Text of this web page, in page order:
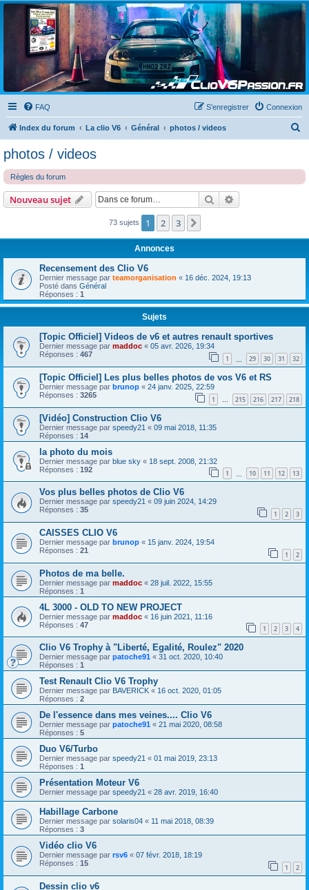
Clio V6 Passion
Le site français des passionnés de Clio V6
FAQ Connexion
S’enregistrer
Index du forum La clio V6 Général photos / videos
e
photos / videos
Règles du forum
Nouveau sujet Rechercher
73 sujets 1 2 3
Annonces
Recensement des Clio V6
Dernier message par teamorganisation « 16 déc. 2024, 19:13
Posté dans Général
Réponses : 1
Sujets
[Topic Officiel] Videos de v6 et autres renault sportives
Dernier message par maddoc « 05 avr. 2026, 19:34
Réponses : 467 1 29 30 31 32
[Topic Officiel] Les plus belles photos de vos V6 et RS
Dernier message par brunop « 24 janv. 2025, 22:59
Réponses : 3265 1 … 215 216 217 218
[Vidéo] Construction Clio V6
Dernier message par speedy21 « 09 mai 2018, 11:35
Réponses : 14
la photo du mois
Dernier message par blue sky « 18 sept. 2008, 21:32
Réponses : 192 1 10 11 12 13
Vos plus belles photos de Clio V6
Dernier message par speedy21 « 09 juin 2024, 14:29
Réponses : 35 1 2 3
CAISSES CLIO V6
Dernier message par brunop « 15 janv. 2024, 19:54
Réponses : 21 1 2
Photos de ma belle.
Dernier message par maddoc « 28 juil. 2022, 15:55
Réponses : 1
4L 3000 - OLD TO NEW PROJECT
Dernier message par maddoc « 16 juin 2021, 11:16
Réponses : 47 1 2 3 4
Clio V6 Trophy à "Liberté, Egalité, Roulez" 2020
Dernier message par patoche91 « 31 oct. 2020, 10:40
Réponses : 1
Test Renault Clio V6 Trophy
Dernier message par BAVERICK « 16 oct. 2020, 01:05
Réponses : 2
De l'essence dans mes veines.... Clio V6
Dernier message par patoche91 « 21 mai 2020, 08:58
Réponses : 5
Duo V6/Turbo
Dernier message par speedy21 « 01 mai 2019, 23:13
Réponses : 1
Présentation Moteur V6
Dernier message par speedy21 « 28 avr. 2019, 16:40
Habillage Carbone
Dernier message par solaris04 « 11 mai 2018, 08:39
Réponses : 3
Vidéo clio V6
Dernier message par rsv6 « 07 févr. 2018, 18:19
Réponses : 15 1 2
Dessin clio v6